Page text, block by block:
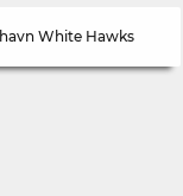
White Hawks